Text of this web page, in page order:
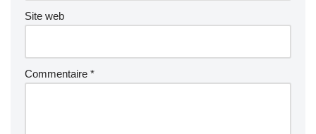
Site web
Commentaire *